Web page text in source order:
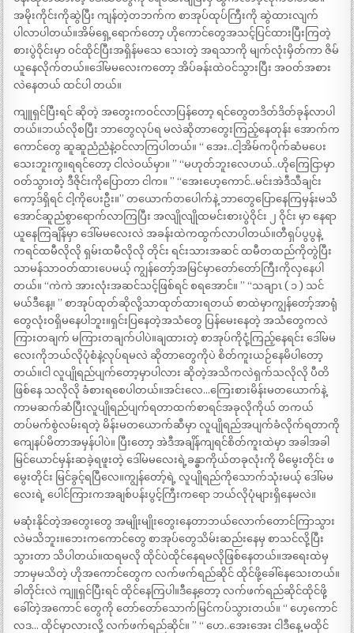
အမိုးကိုင်းကိုဆွဲပြီး ကျန်တဲ့တဘက်က စာအုပ်ထုပ်ကြီးကို ဆွဲထားလျက်
ပါလာပါတယ်။အိမ်ရှေ့ရောက်တော့ ဟိုကောင်တွေအသင့်ပြင်ထားပြီးကြတဲ့
စားပွဲဝိုင်းမှာ ဝင်ထိုင်ပြီးအရှိန်မသေ သေးတဲ့ အရသာကို မျက်လုံးမှိတ်ကာ ဇိမ်
ယူနေလိုက်တယ်။ဒေါ်မမလေးကတော့ အိပ်ခန်းထဲဝင်သွားပြီး အဝတ်အစား
လဲနေတယ် ထင်ပါ တယ်။
ကျူရှင်ပြီးရင် ဆိုတဲ့ အတွေးကဝင်လာပြန်တော့ ရင်တွေတဒိတ်ဒိတ်ခုန်လာပါ
တယ်။ဘယ်လိုစပြီး ဘာတွေလုပ်ရ မလဲဆိုတာတွေးကြည့်နေတုန်း အောက်က
ကောင်တွေ ဆူဆူညံညံနဲ့ဝင်လာကြပါတယ်။ “ အေး..ငါ့အိမ်ကပိုက်ဆံမပေး
သေးဘူးကွ။ရရင်တော့ ငါလဲဝယ်မှာ။ ” “မဟုတ်ဘူးလေဟယ်..ဟိုကြေငြာမှာ
ဝတ်သွားတဲ့ ဒီဇိုင်းကိုပြောတာ ငါက။ ” “အေးဟေ့ကောင်..မင်းအဲဒီသီချင်း
ကော့ဒ်ရှိရင် ငါ့ကိုပေးဦး။” တယောက်တပေါက်နဲ့ ဘာတွေပြောနေကြမှန်းမသိ
အောင်ဆူညံစွာရောက်လာကြပြီး အလျိုလျိုထမင်းစားပွဲဝိုင်း ၂ ဝိုင်း မှာ နေရာ
ယူနေကြချိန်မှာ ဒေါ်မမလေးလဲ အခန်းထဲကထွက်လာပါတယ်။တီရှပ်ပွပွနဲ့
ကရင်ထမီလိုလို ရှမ်းထမီလိုလို တိုင်း ရင်းသားအဆင် ထမီတထည်ကိုတွဲပြီး
သာမန်သာဝတ်ထားပေမယ့် ကျွန်တော့်အမြင်မှာတော်တော်ကြီးကိုလှနေပါ
တယ်။ “ကဲကဲ အားလုံးအဆင်သင့်ဖြစ်ရင် စရအောင်။ ” “သချာၤ ( ၁ ) သင်
မယ်ဒီနေ့။ ” စာအုပ်ထုတ်ဆိုလို့သာထုတ်ထားရတယ် စာထဲမှာကျွန်တော့်အာရုံ
တွေလုံးဝရှိမနေပါဘူး။ရှင်းပြနေတဲ့အသံတွေ ပြန်မေးနေတဲ့ အသံတွေကလဲ
ကြားတချက် မကြားတချက်ပါပဲ။ချထားတဲ့ စာအုပ်ကိုငုံ့ကြည့်နေရင်း ဒေါ်မမ
လေးကိုဘယ်လိုပုံစံနဲ့လုပ်ရမလဲ ဆိုတာတွေကိုပဲ စိတ်ကူးယဉ်နေမိပါတော့
တယ်။ငါ လူပျိုရည်ပျက်တော့မှာပါလား ဆိုတဲ့အသိကလဲရှက်သလိုလို ပီတိ
ဖြစ်နေ သလိုလို ခံစားရစေပါတယ်။အင်းလေ…ကြေးစားမိန်းမတယောက်နဲ့
ကာမဆက်ဆံပြီးလူပျိုရည်ပျက်ရတာထက်စာရင်အခုလိုကိုယ် တကယ်
တပ်မက်စွဲလမ်းရတဲ့ မိန်းမတယောက်ဆီမှာ လူပျိုရည်အပျက်ခံလိုက်ရတာကို
ကျေနပ်မိတာအမှန်ပါပဲ။ ပြီးတော့ အဲဒီအချိန်ကျရင်စိတ်ကူးထဲမှာ အခါအခါ
မြင်ယောင်မှန်းဆခဲ့ရဖူးတဲ့ ဒေါ်မမလေးရဲ့ခန္ဓာကိုယ်တခုလုံးကို မိမွေးတိုင်း ဖ
မွေးတိုင်း မြင်ခွင့်ရပြီလေ။ကျွန်တော့်ရဲ့ လူပျိုရည်ကိုသောက်သုံးမယ့် ဒေါ်မမ
လေးရဲ့ ပေါင်ကြားကအချစ်ပန်းပွင့်ကြီးကရော ဘယ်လိုပုံများရှိနေမလဲ။
မဆုံးနိုင်တဲ့အတွေးတွေ အမျိုးမျိုးတွေးနေတာဘယ်လောက်တောင်ကြာသွား
လဲမသိဘူး။ဘေးကကောင်တွေ စာအုပ်တွေသိမ်းဆည်းနေမှ စာသင်လို့ပြီး
သွားတာ သိပါတယ်။ထရမလို ထိုင်ပဲထိုင်နေရမလိုဖြစ်နေတယ်။အရေးထဲမှ
ဘာမှမသိတဲ့ ဟိုအကောင်တွေက လက်ဖက်ရည်ဆိုင် ထိုင်ဖို့ခေါ်နေသေးတယ်။
ခါတိုင်းလဲ ကျူရှင်ပြီးရင် ထိုင်နေကြပါ။ဒီနေ့တော့ လက်ဖက်ရည်ဆိုင်ထိုင်ဖို့
ခေါ်တဲ့အကောင် တွေကို တော်တော်သောက်မြင်ကပ်သွားတယ်။ “ ဟေ့ကောင်
လဒ… ထိုင်မှာလားလို့ လက်ဖက်ရည်ဆိုင်။ ” “ ဟေ..အေးအေး ငါဒီနေ့ မထိုင်